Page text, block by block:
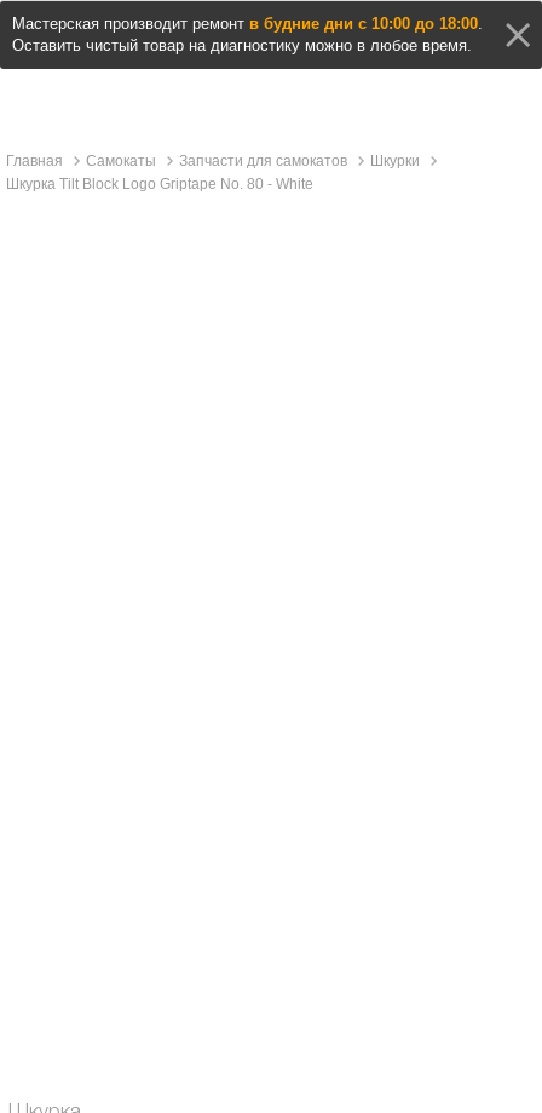
Мастерская производит ремонт в будние дни с 10:00 до 18:00.
Оставить чистый товар на диагностику можно в любое время.
Главная Самокаты Запчасти для самокатов
Шкурки
Шкурка Tilt Block Logo Griptape No. 80 - White